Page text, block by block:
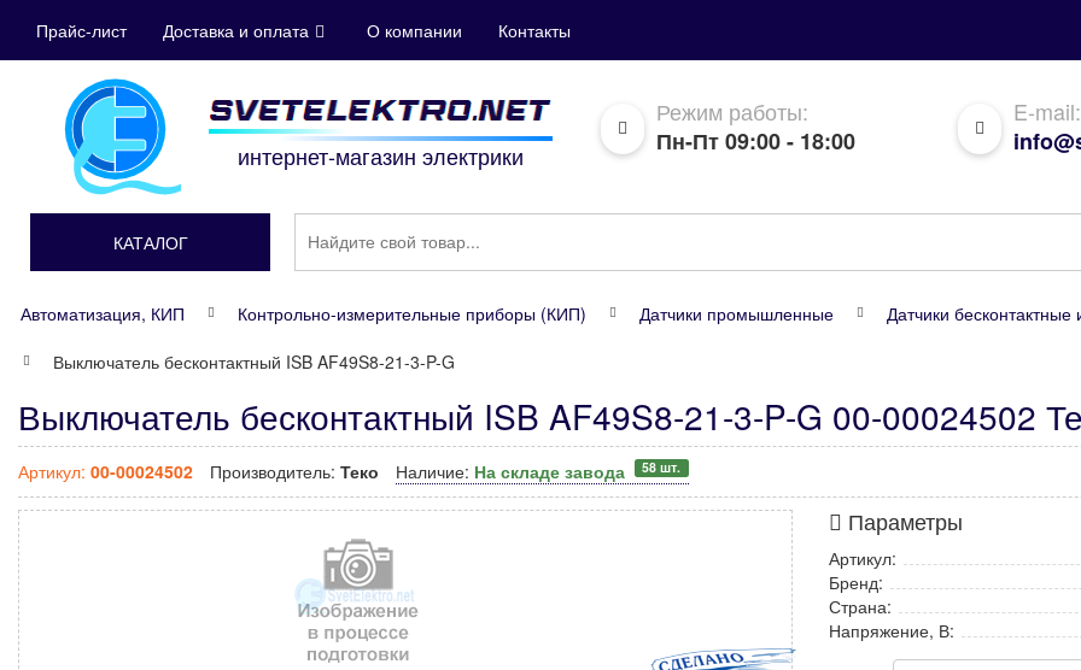
Прайс-лист Доставка и оплата О компании Контакты
интернет-магазин электрики
Режим работы:
Пн-Пт 09:00 - 18:00
E-mail:
КАТАЛОГ
Автоматизация, КИП Контрольно-измерительные приборы (КИП) Датчики промышленные
Датчики бесконтактные
Выключатель бесконтактный ISB AF49S8-21-3-P-G
Выключатель бесконтактный ISB AF49S8-21-3-P-G 00-00024502
Артикул: 00-00024502 Производитель: Теко Наличие: На складе завода 58 шт.
Параметры
Артикул:
Бренд:
Страна:
Напряжение, В: